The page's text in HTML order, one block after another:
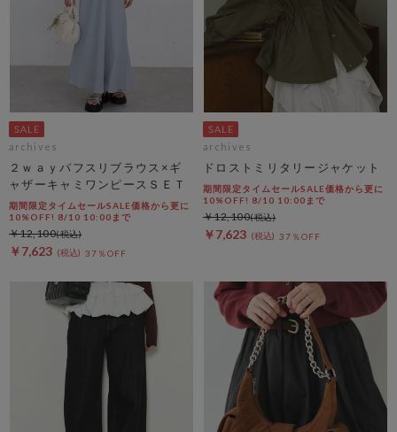
archives
２ｗａｙパフスリブラウス×ギ
ャザーキャミワンピースＳＥＴ
期間限定タイムセールSALE価格から更に
10%OFF! 8/10 10:00まで
￥7,623 37％OFF
￥12,100
archives
ドロストミリタリージャケット
期間限定タイムセールSALE価格から更に
10%OFF! 8/10 10:00まで
￥7,623 37％OFF
￥12,100